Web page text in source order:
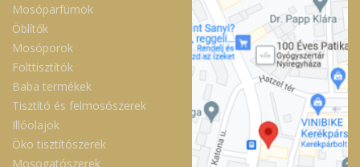
Mosóparfümök
Öblítők
Mosóporok
Folttisztítók
Baba termékek
Tisztító és felmosószerek
Illóolajok
Öko tisztítószerek
Mosogatószerek